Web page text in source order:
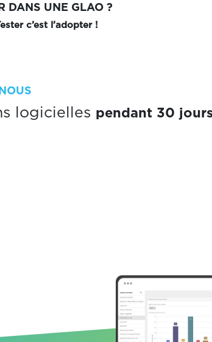
DANS UNE GLAO ?
c’est l’adopter !
logicielles pendant 30 jours